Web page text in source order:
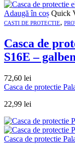
Adaugă în coș Quick
CASTI DE PROTECTIE,
Casca de
S16E – galben
72,60 lei
Casca de protectie
22,99 lei
Casca de protectie